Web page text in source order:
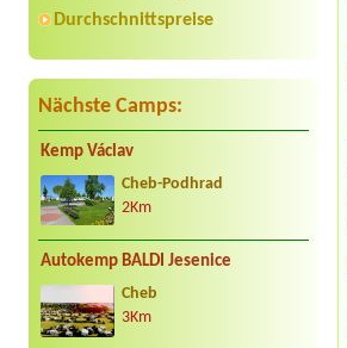
Durchschnittspreise
Nächste Camps:
Kemp Václav
Cheb-Podhrad
2Km
Autokemp BALDI Jesenice
Cheb
3Km